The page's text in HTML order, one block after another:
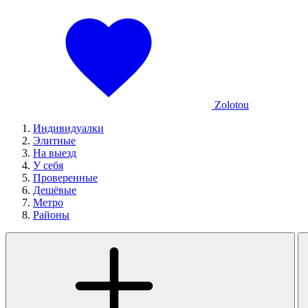
Zolotou
Индивидуалки
Элитные
На выезд
У себя
Проверенные
Дешёвые
Метро
Районы